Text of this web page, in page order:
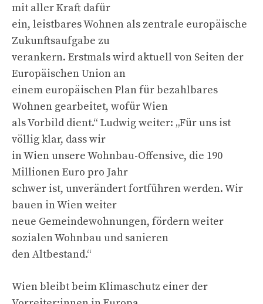
mit aller Kraft dafür
ein, leistbares Wohnen als zentrale europäische
Zukunftsaufgabe zu
verankern. Erstmals wird aktuell von Seiten der
Europäischen Union an
einem europäischen Plan für bezahlbares
Wohnen gearbeitet, wofür Wien
als Vorbild dient.“ Ludwig weiter: „Für uns ist
völlig klar, dass wir
in Wien unsere Wohnbau-Offensive, die 190
Millionen Euro pro Jahr
schwer ist, unverändert fortführen werden. Wir
bauen in Wien weiter
neue Gemeindewohnungen, fördern weiter
sozialen Wohnbau und sanieren
den Altbestand.“
Wien bleibt beim Klimaschutz einer der